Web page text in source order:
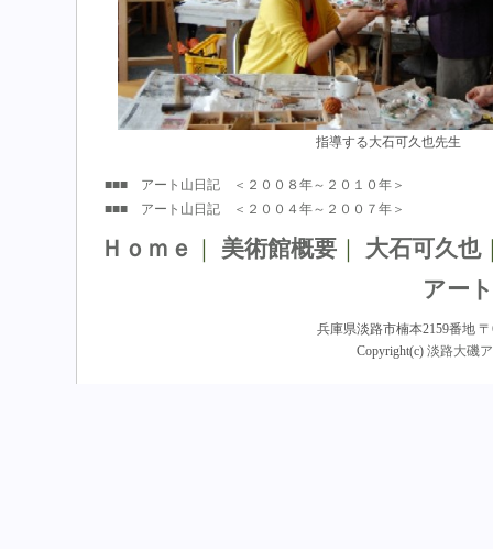
指導する大石可久也先生
■■■ アート山日記 ＜２００８年～２０１０年＞
■■■ アート山日記 ＜２００４年～２００７年＞
Ｈｏｍｅ ｜ 美術館概要 ｜ 大石可久也
アー
兵庫県淡路市楠本2159番地
Copyright(c) 淡路大磯